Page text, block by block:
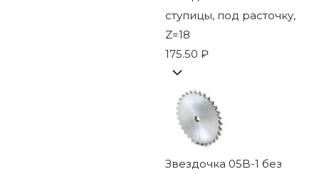
ступицы, под расточку,
Z=18
175.50₽
Звездочка 05B-1 без